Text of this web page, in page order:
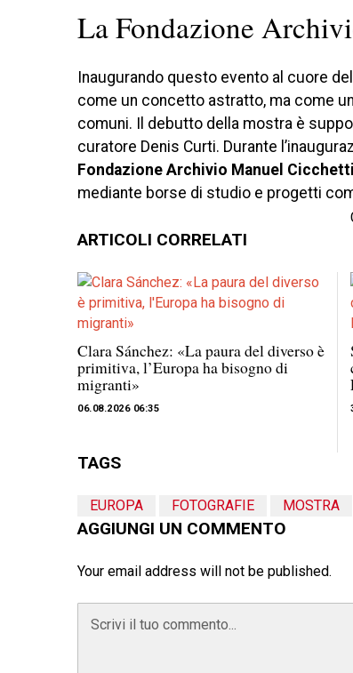
La Fondazione
Inaugurando questo evento al cuore
come un concetto astratto, ma come
comuni. Il debutto della mostra è
curatore Denis Curti. Durante
Fondazione Archivio Manuel Cicchetti
mediante borse di studio e progetti
ARTICOLI CORRELATI
Clara Sánchez: «La paura del diverso è
primitiva, l’Europa ha bisogno di
migranti»
06.08.2026 06:35
TAGS
EUROPA FOTOGRAFIE MOSTRA
AGGIUNGI UN COMMENTO
Your email address will not be published.